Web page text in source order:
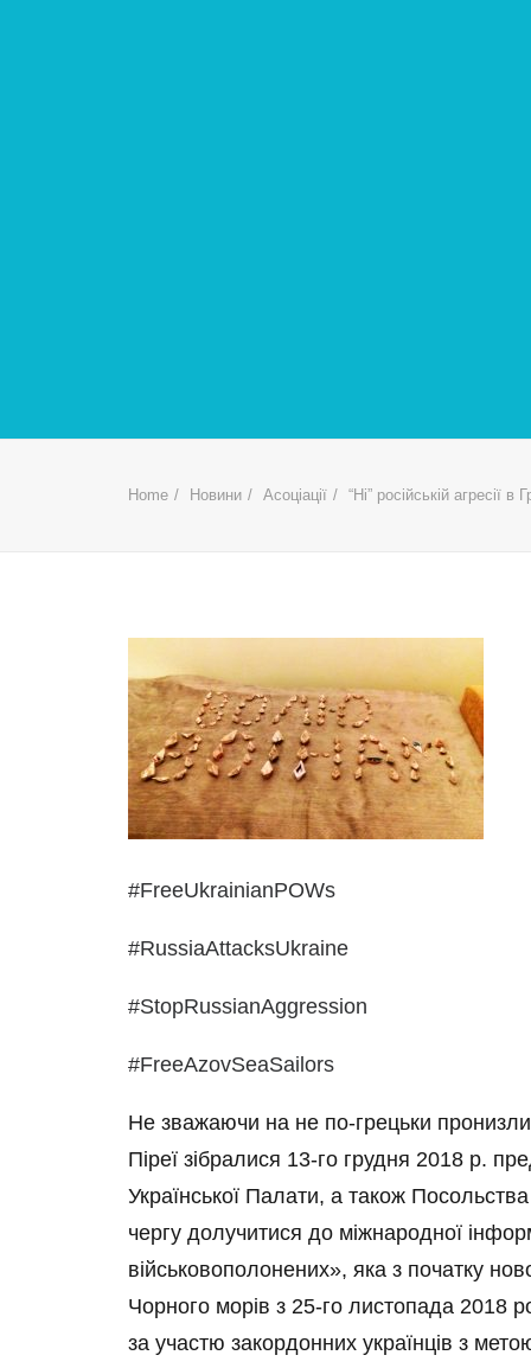
Home Новини Асоціації “Ні” російській агресії в
#FreeUkrainianPOWs
#RussiaAttacksUkraine
#StopRussianAggression
#FreeAzovSeaSailors
Не зважаючи на не по-грецьки
Піреї зібралися 13-го грудня 2018 р.
Української Палати, а також
чергу долучитися до міжнародної
військовополонених», яка з початку
Чорного морів з 25-го листопада 2018
за участю закордонних українців з